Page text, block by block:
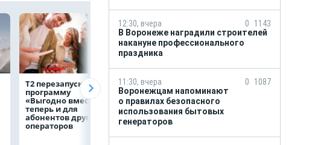
Т2 перезапускает
программу
«Выгодно вместе» —
теперь и для
абонентов других
операторов
Ловушка
наследства:
как удалось
защитить
воронежскую семью
от чужих долгов
В Воронеже
12:30, вчера 0
1143
В Воронеже наградили строителей
накануне профессионального
праздника
11:30, вчера 0
1087
Воронежцам напоминают
о правилах безопасного
использования бытовых
генераторов